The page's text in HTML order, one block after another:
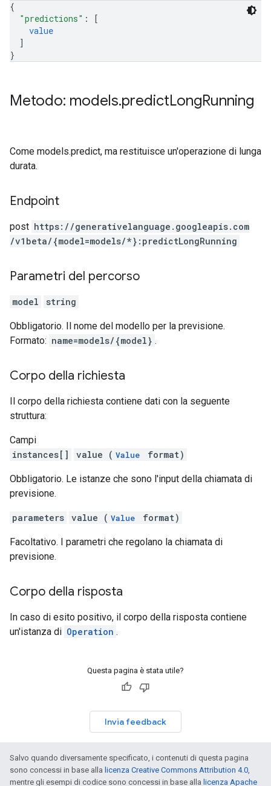
{
"predictions" :
[
value
]
}
Metodo: models.predictLongRunning
Come models.predict, ma restituisce un'operazione di lunga
durata.
Endpoint
post https: / /generativelanguage.googleapis.com
/v1beta/{model=models/*}:predictLongRunning
Parametri del percorso
model string
Obbligatorio. Il nome del modello per la previsione.
Formato: name=models/{model} .
Corpo della richiesta
Il corpo della richiesta contiene dati con la seguente
struttura:
Campi
instances[]
value ( Value format)
Obbligatorio. Le istanze che sono l'input della chiamata di
previsione.
parameters value ( Value format)
Facoltativo. I parametri che regolano la chiamata di
previsione.
Corpo della risposta
In caso di esito positivo, il corpo della risposta contiene
un'istanza di Operation .
Questa pagina è stata utile?
Invia feedback
Salvo quando diversamente specificato, i contenuti di questa pagina
sono concessi in base alla licenza Creative Commons Attribution 4.0,
mentre gli esempi di codice sono concessi in base alla licenza Apache